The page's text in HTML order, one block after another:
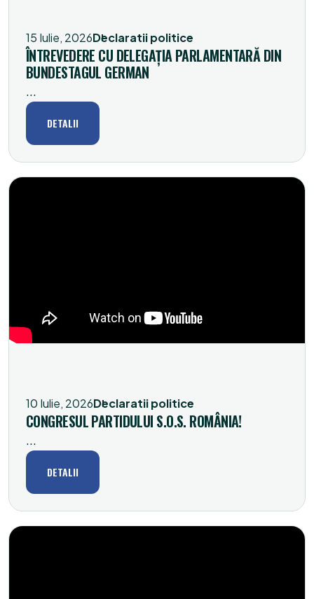
15 Iulie, 2026Declaratii politice
ÎNTREVEDERE CU DELEGAŢIA PARLAMENTARĂ DIN
BUNDESTAGUL GERMAN
...
DETALII
10 Iulie, 2026Declaratii politice
CONGRESUL PARTIDULUI S.O.S. ROMÂNIA!
...
DETALII